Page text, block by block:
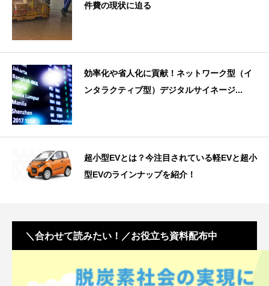
件費の現状に迫る
効率化や省人化に貢献！ネットワーク型（イ
ンタラクティブ型）デジタルサイネージ...
超小型EVとは？今注目されている軽EVと超小
型EVのラインナップを紹介！
＼合わせて読みたい！／お役立ち資料配布中